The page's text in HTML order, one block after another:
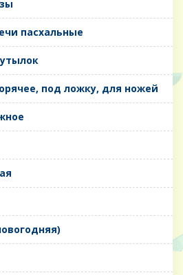
пасхальные
под ложку, для ножей